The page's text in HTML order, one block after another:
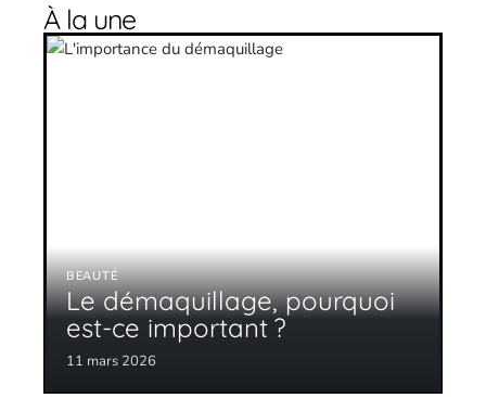
À la une
BEAUTÉ
Le démaquillage, pourquoi
est-ce important ?
11 mars 2026